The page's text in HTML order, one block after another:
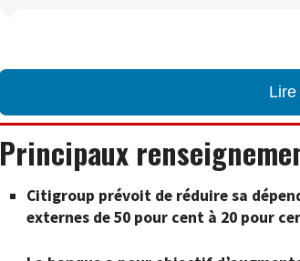
Principaux
Citigroup prévoit de réduire sa
externes de 50 pour cent à 20 pour